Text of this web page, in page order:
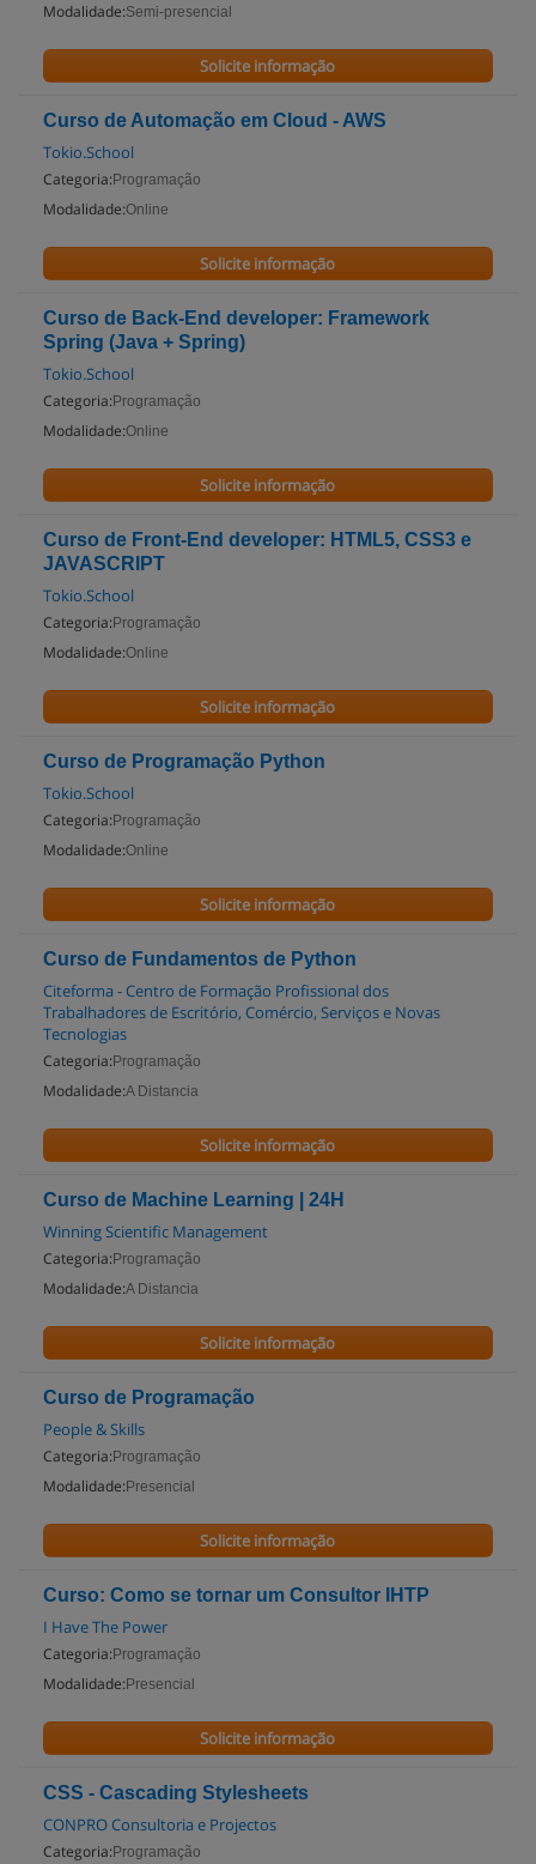
Modalidade:Semi-presencial
Solicite informação
Curso de Automação em Cloud - AWS
Tokio.School
Categoria: Programação
Modalidade:Online
Solicite informação
Curso de Back-End developer: Framework
Spring (Java + Spring)
Tokio.School
Categoria: Programação
Modalidade:Online
Solicite informação
Curso de Front-End developer: HTML5, CSS3 e
JAVASCRIPT
Tokio.School
Categoria: Programação
Modalidade:Online
Solicite informação
Curso de Programação Python
Tokio.School
Categoria: Programação
Modalidade:Online
Solicite informação
Curso de Fundamentos de Python
Citeforma - Centro de Formação Profissional dos
Trabalhadores de Escritório, Comércio, Serviços e Novas
Tecnologias
Categoria: Programação
Modalidade:A Distancia
Solicite informação
Curso de Machine Learning | 24H
Winning Scientific Management
Categoria: Programação
Modalidade:A Distancia
Solicite informação
Curso de Programação
People & Skills
Categoria: Programação
Modalidade: Presencial
Solicite informação
Curso: Como se tornar um Consultor IHTP
I Have The Power
Categoria: Programação
Modalidade: Presencial
Solicite informação
CSS - Cascading Stylesheets
CONPRO Consultoria e Projectos
Categoria: Programação